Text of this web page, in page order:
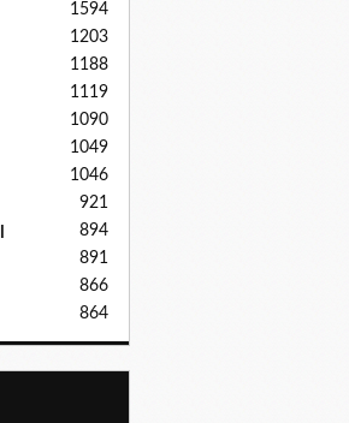
1594
1203
1188
1119
1090
1049
1046
921
894
891
866
864